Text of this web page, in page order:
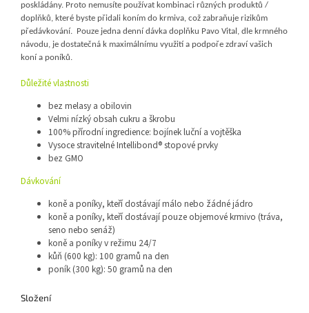
poskládány. Proto nemusíte používat kombinaci různých produktů /
doplňků, které byste přidali koním do krmiva, což zabraňuje rizikům
předávkování. Pouze jedna denní dávka doplňku Pavo Vital, dle krmného
návodu, je dostatečná k maximálnímu využití a podpoře zdraví vašich
koní a poníků.
Důležité vlastnosti
bez melasy a obilovin
Velmi nízký obsah cukru a škrobu
100% přírodní ingredience: bojínek luční a vojtěška
Vysoce stravitelné Intellibond® stopové prvky
bez GMO
Dávkování
koně a poníky, kteří dostávají málo nebo žádné jádro
koně a poníky, kteří dostávají pouze objemové krmivo (tráva,
seno nebo senáž)
koně a poníky v režimu 24/7
kůň (600 kg): 100 gramů na den
poník (300 kg): 50 gramů na den
Složení